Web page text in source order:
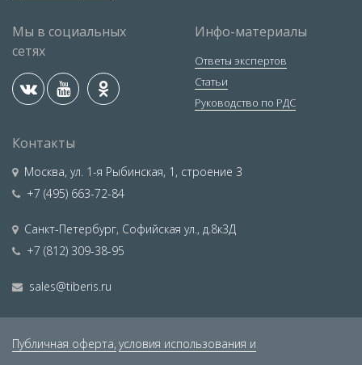
Мы в социальных
сетях
Инфо-материалы
Ответы экспертов
Статьи
Руководство по РДС
Контакты
Москва, ул. 1-я Рыбинская, 1, строение 3
+7 (495) 663-72-84
Санкт-Петербург, Софийская ул., д.8к3Д
+7 (812) 309-38-95
sales@tiberis.ru
Публичная оферта, условия использования и